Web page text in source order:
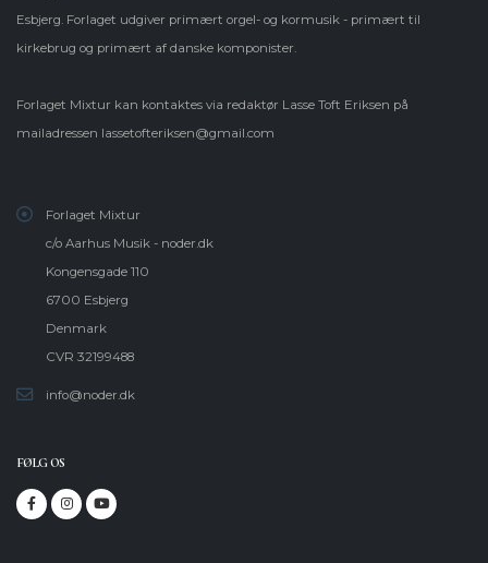
Esbjerg. Forlaget udgiver primært orgel- og kormusik - primært til
kirkebrug og primært af danske komponister.
Forlaget Mixtur kan kontaktes via redaktør Lasse Toft Eriksen på
mailadressen lassetofteriksen@gmail.com
Forlaget Mixtur
c/o Aarhus Musik - noder.dk
Kongensgade 110
6700 Esbjerg
Denmark
CVR 32199488
info@noder.dk
FØLG OS